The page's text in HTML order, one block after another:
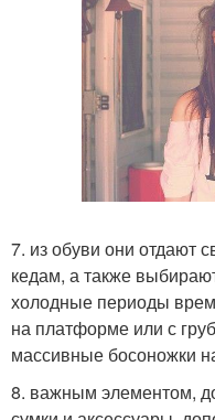
7. из обуви они отдают
кедам, а также
холодные периоды
на платформе или с
массивные босоножки
8. важным элементом,